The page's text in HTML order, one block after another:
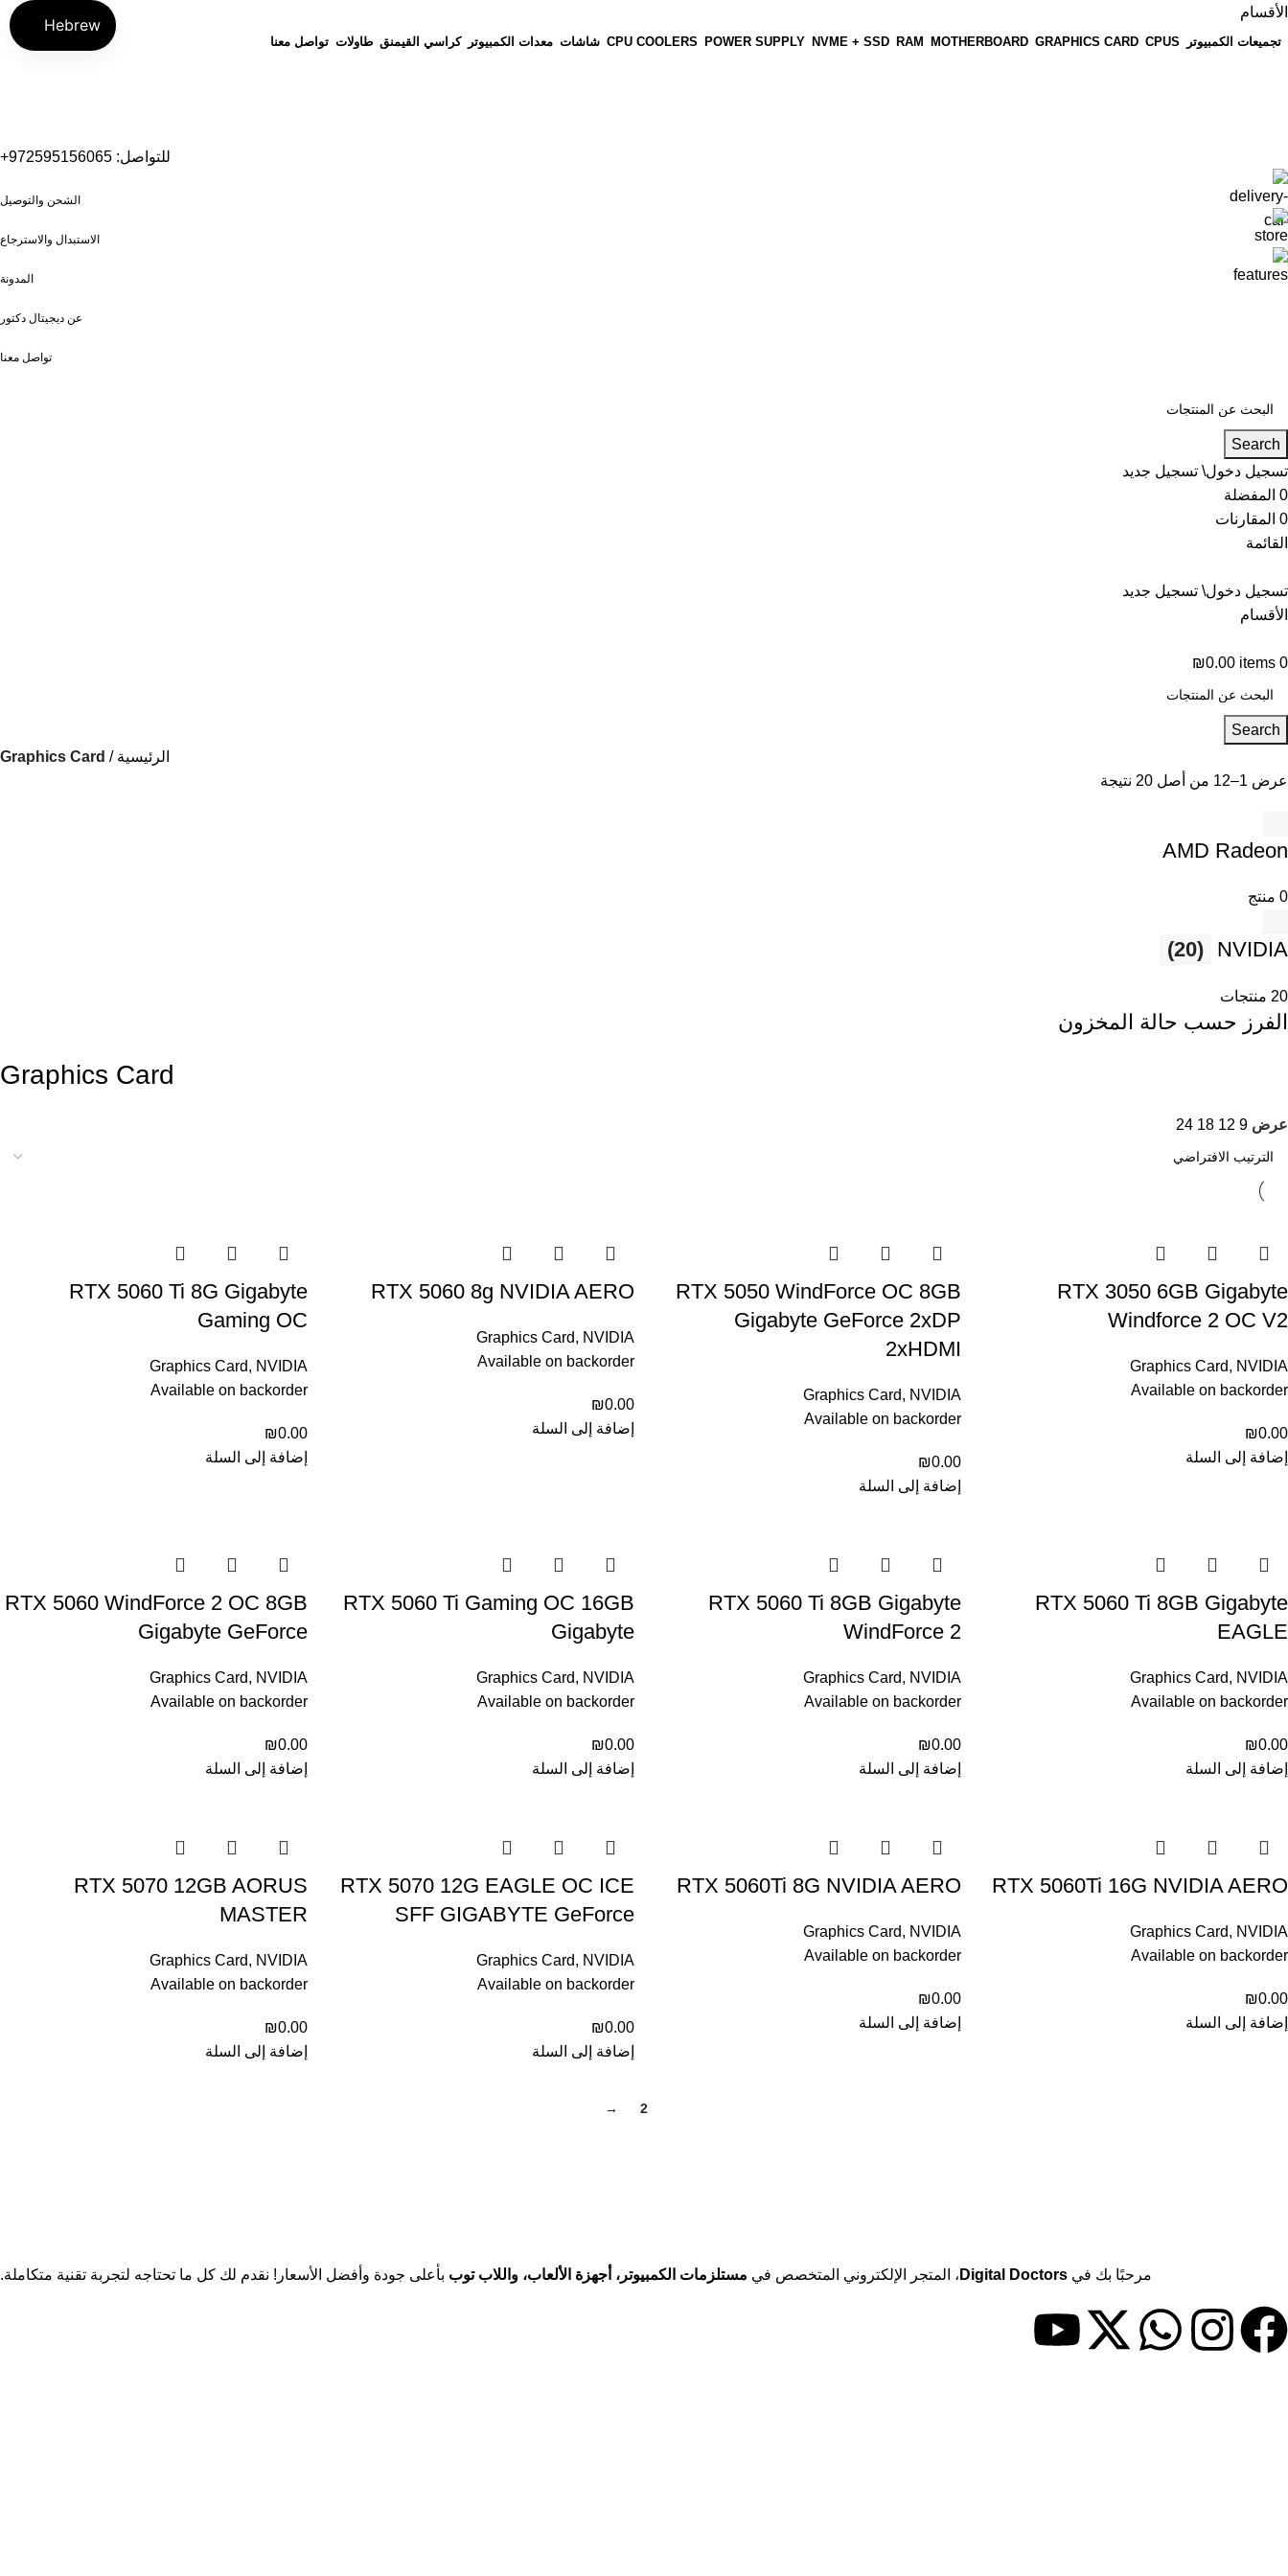
الأقسام
تجميعات الكمبيوتر CPUS
GRAPHICS CARD
MOTHERBOARD
RAM
NVME + SSD
POWER SUPPLY
CPU COOLERS شاشات معدات الكمبيوتر كراسي القيمنق طاولات تواصل معنا
للتواصل: 972595156065+
الشحن والتوصيل
الاستبدال والاسترجاع
المدونة
عن ديجيتال دكتور
تواصل معنا
Search
تسجيل دخول\ تسجيل جديد
0 المفضلة
0 المقارنات
القائمة
تسجيل دخول\ تسجيل جديد
الأقسام
0
items
₪0.00
Search
الرئيسية
Graphics Card
عرض 1–12 من أصل 20 نتيجة
AMD Radeon
0 منتج
NVIDIA
(20)
20 منتجات
الفرز حسب حالة المخزون
Graphics Card
عرض 9
12
18
24
RTX 3050 6GB Gigabyte
Windforce 2 OC V2
Graphics Card, NVIDIA
Available on backorder
₪0.00
إضافة إلى السلة
RTX 5050 WindForce OC 8GB
Gigabyte GeForce 2xDP
2xHDMI
Graphics Card, NVIDIA
Available on backorder
₪0.00
إضافة إلى السلة
RTX 5060 8g NVIDIA AERO
Graphics Card, NVIDIA
Available on backorder
₪0.00
إضافة إلى السلة
RTX 5060 Ti 8G Gigabyte
Gaming OC
Graphics Card, NVIDIA
Available on backorder
₪0.00
إضافة إلى السلة
RTX 5060 Ti 8GB Gigabyte
EAGLE
Graphics Card, NVIDIA
Available on backorder
₪0.00
إضافة إلى السلة
RTX 5060 Ti 8GB Gigabyte
WindForce 2
Graphics Card, NVIDIA
Available on backorder
₪0.00
إضافة إلى السلة
RTX 5060 Ti Gaming OC 16GB
Gigabyte
Graphics Card, NVIDIA
Available on backorder
₪0.00
إضافة إلى السلة
RTX 5060 WindForce 2 OC 8GB
Gigabyte GeForce
Graphics Card, NVIDIA
Available on backorder
₪0.00
إضافة إلى السلة
RTX 5060Ti 16G NVIDIA AERO
Graphics Card, NVIDIA
Available on backorder
₪0.00
إضافة إلى السلة
RTX 5060Ti 8G NVIDIA AERO
Graphics Card, NVIDIA
Available on backorder
₪0.00
إضافة إلى السلة
RTX 5070 12G EAGLE OC ICE
SFF GIGABYTE GeForce
Graphics Card, NVIDIA
Available on backorder
₪0.00
إضافة إلى السلة
RTX 5070 12GB AORUS
MASTER
Graphics Card, NVIDIA
Available on backorder
₪0.00
إضافة إلى السلة
2
→
مرحبًا بك في Digital Doctors ، المتجر الإلكتروني المتخصص في مستلزمات الكمبيوتر، أجهزة الألعاب، واللاب توب بأعلى جودة وأفضل الأسعار! نقدم لك كل ما تحتاجه لتجربة تقنية متكاملة.
Hebrew